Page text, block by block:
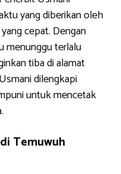
yang diberikan oleh
cepat. Dengan
menunggu terlalu
tiba di alamat
dilengkapi
untuk mencetak
Temuwuh